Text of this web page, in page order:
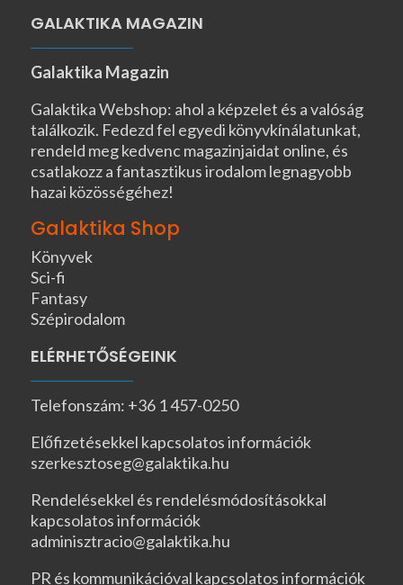
GALAKTIKA MAGAZIN
Galaktika Magazin
Galaktika Webshop: ahol a képzelet és a valóság
találkozik. Fedezd fel egyedi könyvkínálatunkat,
rendeld meg kedvenc magazinjaidat online, és
csatlakozz a fantasztikus irodalom legnagyobb
hazai közösségéhez!
Galaktika Shop
Könyvek
Sci-fi
Fantasy
Szépirodalom
ELÉRHETŐSÉGEINK
Telefonszám: +36 1 457-0250
Előfizetésekkel kapcsolatos információk
szerkesztoseg@galaktika.hu
Rendelésekkel és rendelésmódosításokkal
kapcsolatos információk
adminisztracio@galaktika.hu
PR és kommunikációval kapcsolatos információk